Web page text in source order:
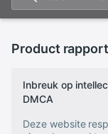
Product
Inbreuk op
DMCA
Deze website